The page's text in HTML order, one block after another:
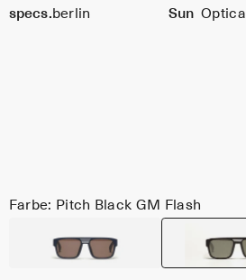
specs. berlin Sun Optical
Farbe: Pitch Black GM Flash